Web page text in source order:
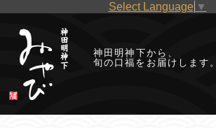
Select Language ▼
神田明神下から、
旬の口福をお届けします。